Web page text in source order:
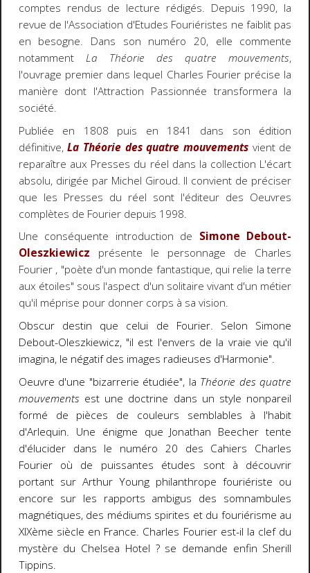
comptes rendus de lecture rédigés. Depuis 1990, la
revue de l'Association d'Etudes Fouriéristes ne faiblit pas
en besogne. Dans son numéro 20, elle commente
notamment La Théorie des quatre mouvements,
l'ouvrage premier dans lequel Charles Fourier précise la
manière dont l'Attraction Passionnée transformera la
société.
Publiée en 1808 puis en 1841 dans son édition
définitive,La Théorie des quatre mouvementsvient de
reparaître aux Presses du réel dans la collection L'écart
absolu, dirigée par Michel Giroud. Il convient de préciser
que les Presses du réel sont l'éditeur des Oeuvres
complètes de Fourier depuis 1998.
Une conséquente introduction de Simone Debout-
Oleszkiewicz présente le personnage de Charles
Fourier , "poète d'un monde fantastique, qui relie la terre
aux étoiles" sous l'aspect d'un solitaire vivant d'un métier
qu'il méprise pour donner corps à sa vision.
Obscur destin que celui de Fourier. Selon Simone
Debout-Oleszkiewicz, "il est l'envers de la vraie vie qu'il
imagina, le négatif des images radieuses d'Harmonie".
Oeuvre d'une "bizarrerie étudiée", la Théorie des quatre
mouvements est une doctrine dans un style nonpareil
formé de pièces de couleurs semblables à l'habit
d'Arlequin. Une énigme que Jonathan Beecher tente
d'élucider dans le numéro 20 des Cahiers Charles
Fourier où de puissantes études sont à découvrir
portant sur Arthur Young philanthrope fouriériste ou
encore sur les rapports ambigus des somnambules
magnétiques, des médiums spirites et du fouriérisme au
XIXème siècle en France. Charles Fourier est-il la clef du
mystère du Chelsea Hotel ? se demande enfin Sherill
Tippins.